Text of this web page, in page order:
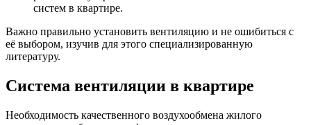
систем в квартире.
Важно правильно установить вентиляцию и не ошибиться с
её выбором, изучив для этого специализированную
литературу.
Система вентиляции в квартире
Необходимость качественного воздухообмена жилого